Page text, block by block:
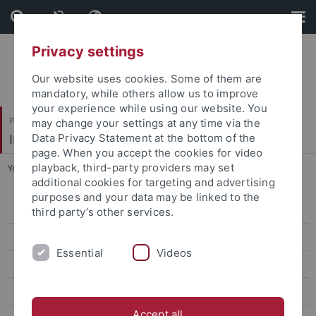
Skip
to
content
Skip
to
footer
Philosophische Fakultät
Institut für Medienwissenschaft
You are here: Startseite ... Projekt Farbpräferenzen
Projekt Farbpräferenzen
Externe Partner
Privacy settings
Our website uses cookies. Some of them are
mandatory, while others allow us to improve
your experience while using our website. You
may change your settings at any time via the
Data Privacy Statement at the bottom of the
page. When you accept the cookies for video
playback, third-party providers may set
additional cookies for targeting and advertising
purposes and your data may be linked to the
third party’s other services.
Essential Videos